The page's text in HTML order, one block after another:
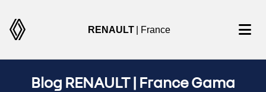
RENAULT | France
Blog RENAULT | France Gama